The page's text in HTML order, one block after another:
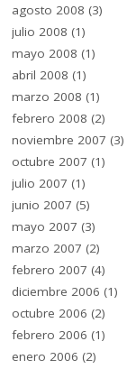
agosto 2008 (3)
julio 2008 (1)
mayo 2008 (1)
abril 2008 (1)
marzo 2008 (1)
febrero 2008 (2)
noviembre 2007 (3)
octubre 2007 (1)
julio 2007 (1)
junio 2007 (5)
mayo 2007 (3)
marzo 2007 (2)
febrero 2007 (4)
diciembre 2006 (1)
octubre 2006 (2)
febrero 2006 (1)
enero 2006 (2)